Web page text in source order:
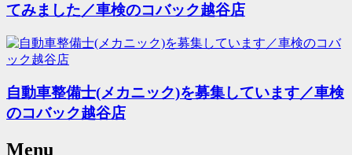
てみました／車検のコバック越谷店
自動車整備士(メカニック)を募集しています／車検
のコバック越谷店
Menu